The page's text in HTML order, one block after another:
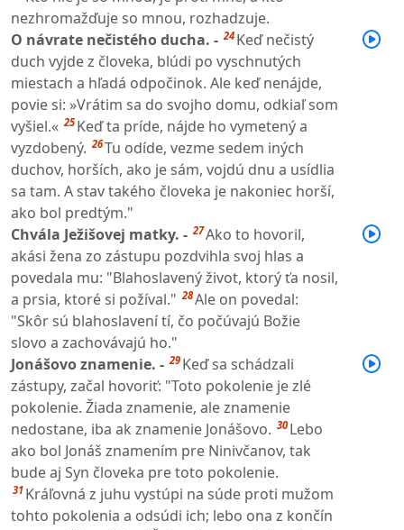
nezhromažďuje so mnou, rozhadzuje.
O návrate nečistého ducha. - 24 Keď nečistý
duch vyjde z človeka, blúdi po vyschnutých
miestach a hľadá odpočinok. Ale keď nenájde,
povie si: »Vrátim sa do svojho domu, odkiaľ som
vyšiel.« 25 Keď ta príde, nájde ho vymetený a
vyzdobený. 26Tu odíde, vezme sedem iných
duchov, horších, ako je sám, vojdú dnu a usídlia
sa tam. A stav takého človeka je nakoniec horší,
ako bol predtým."
Chvála Ježišovej matky. - 27Ako to hovoril,
akási žena zo zástupu pozdvihla svoj hlas a
povedala mu: "Blahoslavený život, ktorý ťa nosil,
a prsia, ktoré si požíval." 28Ale on povedal:
"Skôr sú blahoslavení tí, čo počúvajú Božie
slovo a zachovávajú ho."
Jonášovo znamenie. - 29 Keď sa schádzali
zástupy, začal hovoriť: "Toto pokolenie je zlé
pokolenie. Žiada znamenie, ale znamenie
nedostane, iba ak znamenie Jonášovo. 30 Lebo
ako bol Jonáš znamením pre Ninivčanov, tak
bude aj Syn človeka pre toto pokolenie.
31 Kráľovná z juhu vystúpi na súde proti mužom
tohto pokolenia a odsúdi ich; lebo ona z končín